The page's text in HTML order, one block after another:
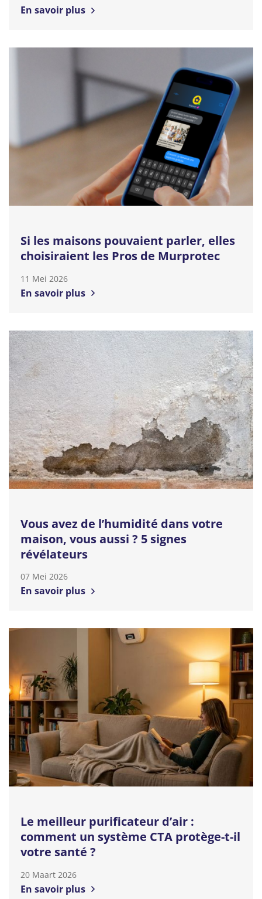
En savoir plus
Si les maisons pouvaient parler, elles
choisiraient les Pros de Murprotec
11 Mei 2026
En savoir plus
Vous avez de l’humidité dans votre
maison, vous aussi ? 5 signes
révélateurs
07 Mei 2026
En savoir plus
Le meilleur purificateur d’air :
comment un système CTA protège-t-il
votre santé ?
20 Maart 2026
En savoir plus